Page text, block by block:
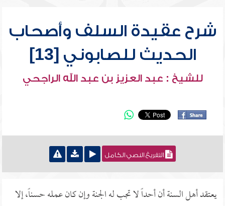
شرح عقيدة السلف وأصحاب
الحديث للصابوني [13]
للشيخ : عبد العزيز بن عبد الله الراجحي
التفريغ النصي الكامل
يعتقد أهل السنة أن أحداً لا تجب له الجنة وإن كان عمله حسناً، إلا